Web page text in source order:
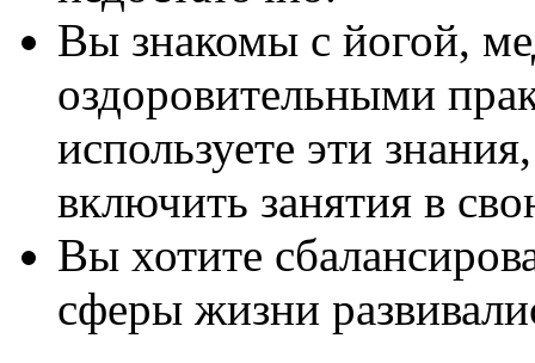
Вы знакомы с йогой,
оздоровительными
используете эти
включить занятия в
Вы хотите
сферы жизни